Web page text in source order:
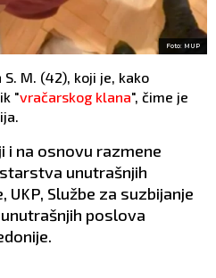
Foto: MUP
M. (42), koji je, kako
"vračarskog klana", čime je
i na osnovu razmene
unutrašnjih
UKP, Službe za suzbijanje
poslova